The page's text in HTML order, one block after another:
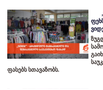
ფასებს სთავაზობს.